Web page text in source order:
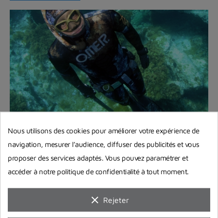
Bien débuter la chasse sous-marine :
quels accessoires obligatoires et
indispensables ?
Quels sont les accessoires pour pouvoir la
Nous utilisons des cookies pour améliorer votre expérience de
navigation, mesurer l’audience, diffuser des publicités et vous
proposer des services adaptés. Vous pouvez paramétrer et
accéder à notre politique de confidentialité à tout moment.
clear Rejeter